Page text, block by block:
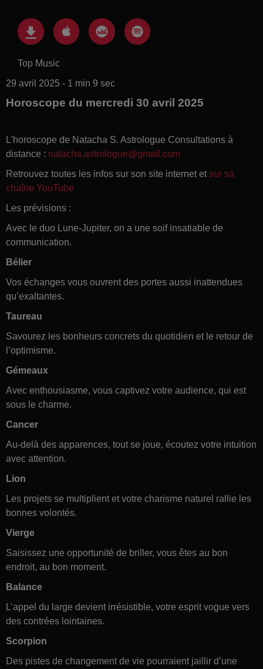
Top Music
29 avril 2025 - 1 min 9 sec
Horoscope du mercredi 30 avril 2025
L'horoscope de Natacha S. Astrologue Consultations à
distance : natacha.astrologue@gmail.com
Retrouvez toutes les infos sur son site internet et sur sa
chaîne YouTube
Les prévisions :
Avec le duo Lune-Jupiter, on a une soif insatiable de
communication.
Bélier
Vos échanges vous ouvrent des portes aussi inattendues
qu’exaltantes.
Taureau
Savourez les bonheurs concrets du quotidien et le retour de
l’optimisme.
Gémeaux
Avec enthousiasme, vous captivez votre audience, qui est
sous le charme.
Cancer
Au-delà des apparences, tout se joue, écoutez votre intuition
avec attention.
Lion
Les projets se multiplient et votre charisme naturel rallie les
bonnes volontés.
Vierge
Saisissez une opportunité de briller, vous êtes au bon
endroit, au bon moment.
Balance
L’appel du large devient irrésistible, votre esprit vogue vers
des contrées lointaines.
Scorpion
Des pistes de changement de vie pourraient jaillir d’une